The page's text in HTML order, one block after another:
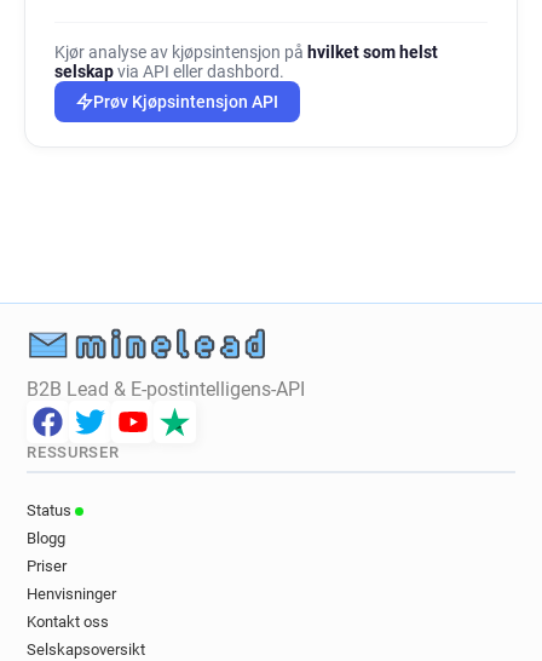
Kjør analyse av kjøpsintensjon på hvilket som helst
selskapvia API eller dashbord.
Prøv Kjøpsintensjon API
B2B Lead & E-postintelligens-API
RESSURSER
Status
Blogg
Priser
Henvisninger
Kontakt oss
Selskapsoversikt